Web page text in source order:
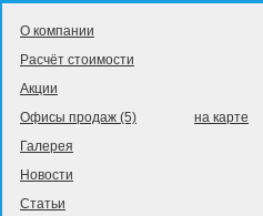
О компании
Расчёт стоимости
Акции
на карте
Офисы продаж (5)
Галерея
Новости
Статьи